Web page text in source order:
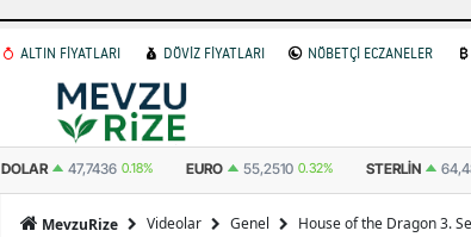
ALTIN FİYATLARI DÖVİZ FİYATLARI NÖBETÇİ ECZANELER
EURO 55,2510 0.32% STERLIN 64,4811 0.38% İSVIÇRE
MevzuRize Videolar Genel House of the Dragon 3.